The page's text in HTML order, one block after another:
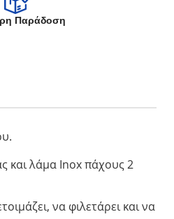
Παράδοση
και λάμα Inox πάχους 2
να φιλετάρει και να